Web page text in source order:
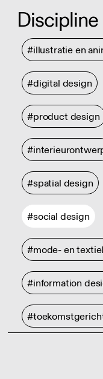
Discipline
#illustratie en
#digital design
#product design
#spatial design
#social design
#mode- en
#information